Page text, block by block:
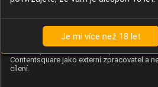
Analýza chování návštěvníků na webu
kliknutí, procházení stránek a heatmapy),
provozovateli e-shopu Betelné škopek
Contentsquare jako externí zpracovatel a
cílení.
Je mi více než 18 let